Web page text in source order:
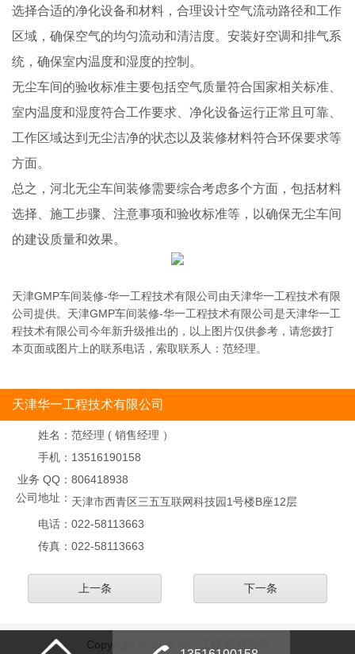
选择合适的净化设备和材料，合理设计空气流动路径和工作
区域，确保空气的均匀流动和清洁度。安装好空调和排气系
统，确保室内温度和湿度的控制。
无尘车间的验收标准主要包括空气质量符合国家相关标准、
室内温度和湿度符合工作要求、净化设备运行正常且可靠、
工作区域达到无尘洁净的状态以及装修材料符合环保要求等
方面。
总之，河北无尘车间装修需要综合考虑多个方面，包括材料
选择、施工步骤、注意事项和验收标准等，以确保无尘车间
的建设质量和效果。
天津GMP车间装修-华一工程技术有限公司由天津华一工程技术有限
公司提供。天津GMP车间装修-华一工程技术有限公司是天津华一工
程技术有限公司今年新升级推出的，以上图片仅供参考，请您拨打
本页面或图片上的联系电话，索取联系人：范经理。
天津华一工程技术有限公司
姓名： 范经理 ( 销售经理 ）
手机： 13516190158
业务 QQ： 806418938
公司地址： 天津市西青区三五互联网科技园1号楼B座12层
电话： 022-58113663
传真： 022-58113663
上一条 下一条
Copyright © 2026 华一工程 版权所有